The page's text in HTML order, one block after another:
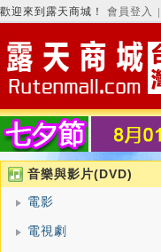
歡迎來到露天商城！ 會員登入
音樂與影片(DVD)
電影
電視劇